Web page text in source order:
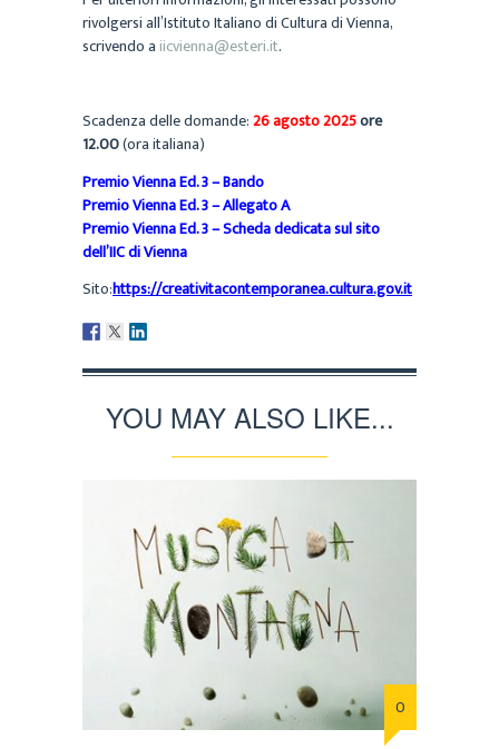
rivolgersi all’Istituto Italiano di Cultura di Vienna,
scrivendo aiicvienna@esteri.it.
Scadenza delle domande:26 agosto 2025ore
12.00(ora italiana)
Premio Vienna Ed. 3 – Bando
Premio Vienna Ed. 3 – Allegato A
Premio Vienna Ed. 3 – Scheda dedicata sul sito
dell’IIC di Vienna
Sito:https://creativitacontemporanea.cultura.gov.it
YOU MAY ALSO LIKE...
0